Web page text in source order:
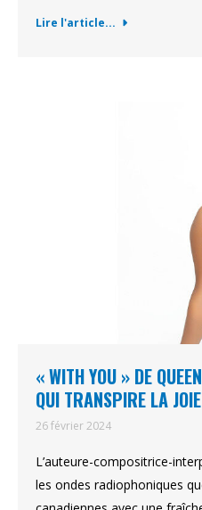
Lire l'article...
« WITH YOU » DE
QUI TRANSPIRE LA
26 février 2024
L’auteure-compositrice-
les ondes radiophoniques